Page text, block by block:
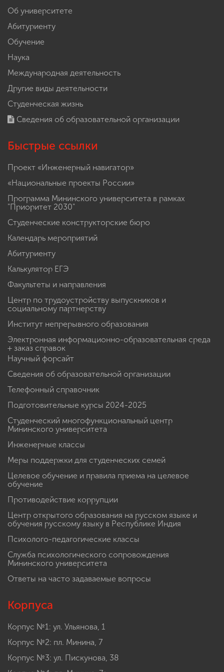
Об университете
Абитуриенту
Обучение
Наука
Международная деятельность
Другие виды деятельности
Студенческая жизнь
Сведения об образовательной организации
Быстрые ссылки
Проект «Инженерный навигатор»
«Национальные проекты России»
Программа Мининского университета в рамках
"Приоритет 2030"
Студенческие конструкторские бюро
Календарь мероприятий
Абитуриенту
Калькулятор ЕГЭ
Факультеты и направления
Центр по трудоустройству выпускников и
социальному партнерству
Институт непрерывного образования
Электронная информационно-образовательная среда
+ заказ справок
Научный форсайт
Сведения об образовательной организации
Телефонный справочник
Подготовительные курсы 2024-2025
Студенческий многофункциональный центр
Мининского университета
Инженерные классы
Меры поддержки для студенческих семей
Целевое обучение и правила приема на целевое
обучение
Противодействие коррупции
Центр открытого образования на русском языке и
обучения русскому языку в Республике Индия
Психолого-педагогические классы
Служба психологического сопровождения
Мининского университета
Ответы на часто задаваемые вопросы
Корпуса
Корпус №1: ул. Ульянова, 1
Корпус №2: пл. Минина, 7
Корпус №3: ул. Пискунова, 38